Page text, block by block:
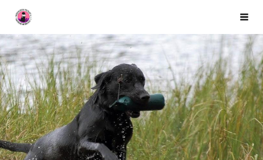
Siirry
sivun
sisältöön
Seuran nimi